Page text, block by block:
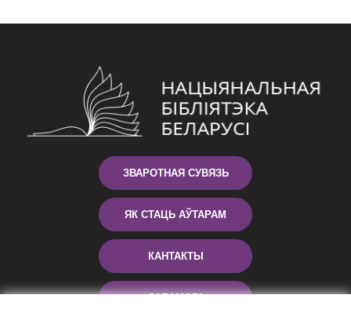
ЗВАРОТНАЯ СУВЯЗЬ
ЯК СТАЦЬ АЎТАРАМ
КАНТАКТЫ
ДАПАМОГА